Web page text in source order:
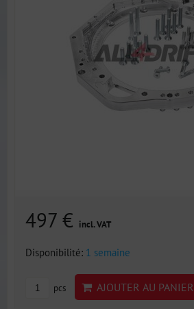
497 € incl. VAT
Disponibilité: 1 semaine
pcs AJOUTER AU PANIER